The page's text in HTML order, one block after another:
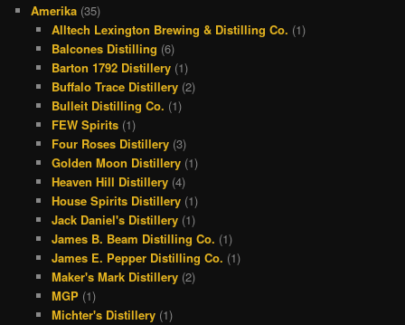
e
b
o
o
k
e
a
d
s
a
g
r
a
m
e
r
e
t
Amerika (35)
Alltech Lexington Brewing & Distilling Co. (1)
Balcones Distilling (6)
Barton 1792 Distillery(1)
Buffalo Trace Distillery(2)
Bulleit Distilling Co. (1)
FEW Spirits(1)
Four Roses Distillery(3)
Golden Moon Distillery(1)
Heaven Hill Distillery(4)
House Spirits Distillery(1)
Jack Daniel's Distillery(1)
James B. Beam Distilling Co. (1)
James E. Pepper Distilling Co. (1)
Maker's Mark Distillery(2)
MGP(1)
Michter's Distillery(1)